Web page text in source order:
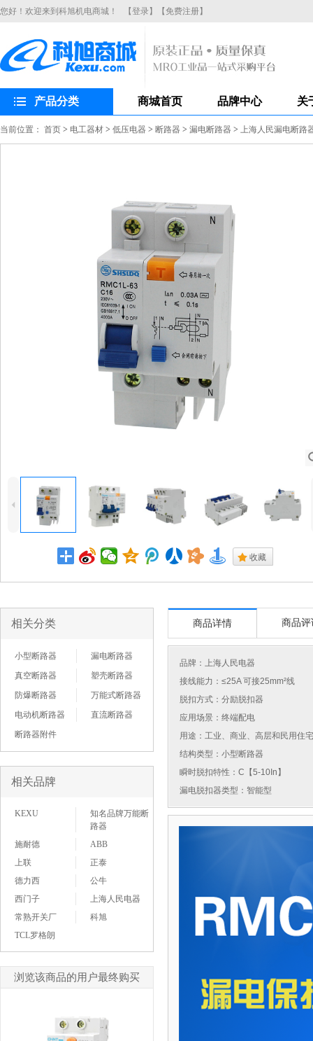
您好！欢迎来到科旭机电商城！ 【登录】 【免费注册】
产品分类 商城首页 品牌中心 关
当前位置： 首页 > 电工器材 > 低压电器 > 断路器 > 漏电断路器 > 上海人民漏电断路
4
. 收藏
相关分类
小型断路器
漏电断路器
真空断路器
塑壳断路器
防爆断路器
万能式断路器
电动机断路器
直流断路器
断路器附件
相关品牌
KEXU
知名品牌万能断
路器
施耐德
ABB
上联
正泰
德力西
公牛
西门子
上海人民电器
常熟开关厂
科旭
TCL罗格朗
浏览该商品的用户最终购买
商品详情 商品评
品牌： 上海人民电器
接线能力：≤25A 可接25mm²线
脱扣方式：分励脱扣器
应用场景：终端配电
用途：工业、商业、高层和民用住
结构类型：小型断路器
瞬时脱扣特性：C【5-10In】
漏电脱扣器类型：智能型